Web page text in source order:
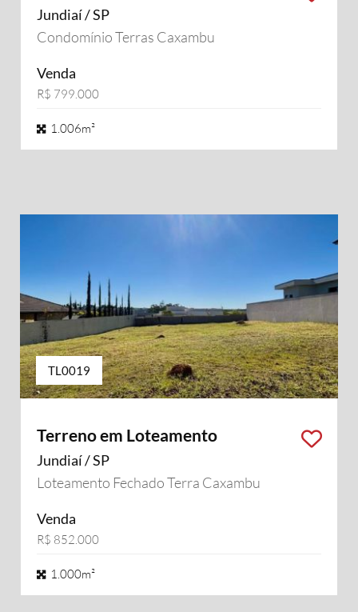
Jundiaí / SP
Condomínio Terras Caxambu
Venda
R$ 799.000
1.006m²
TL0019
Terreno em Loteamento
Jundiaí / SP
Loteamento Fechado Terra Caxambu
Venda
R$ 852.000
1.000m²